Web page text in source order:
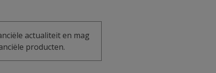
actualiteit en mag
producten.